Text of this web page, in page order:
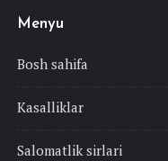
Menyu
Bosh sahifa
Kasalliklar
Salomatlik sirlari